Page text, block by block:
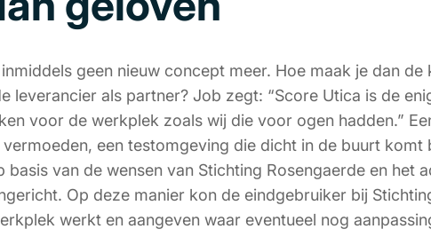
inmiddels geen nieuw concept meer. Hoe maak je dan
leverancier als partner? Job zegt: “Score Utica is de
voor de werkplek zoals wij die voor ogen hadden.”
een testomgeving die dicht in de buurt komt
van de wensen van Stichting Rosengaerde en het
Op deze manier kon de eindgebruiker bij
werkt en aangeven waar eventueel nog